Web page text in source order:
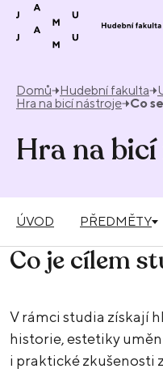
Přeskočit na obsah
Domů Hudební fakulta
Hra na bicí nástroje Co
Hra na
ÚVOD PŘEDMĚTY
Co je cílem
V rámci studia získají
historie, estetiky
i praktické zkušenosti